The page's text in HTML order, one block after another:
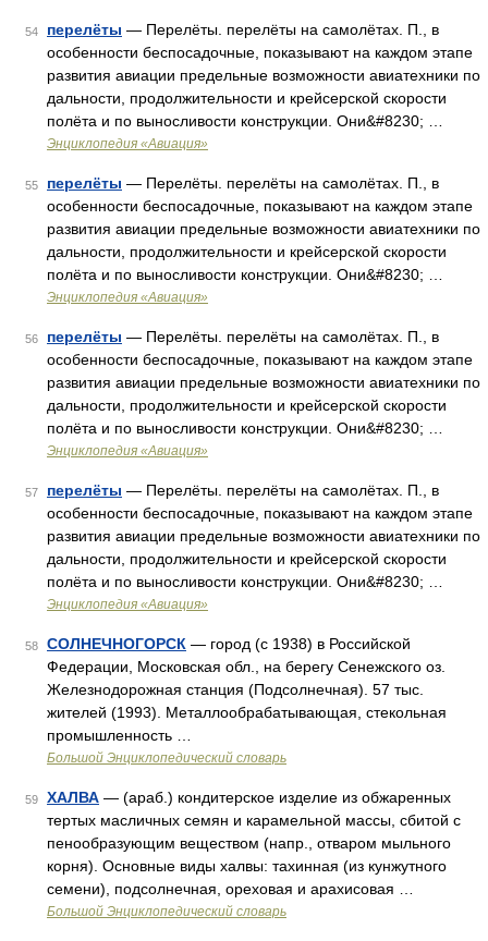
54 перелёты — Перелёты. перелёты на самолётах. П., в
особенности беспосадочные, показывают на каждом этапе
развития авиации предельные возможности авиатехники по
дальности, продолжительности и крейсерской скорости
полёта и по выносливости конструкции. Они&#8230; …
Энциклопедия «Авиация»
55 перелёты — Перелёты. перелёты на самолётах. П., в
особенности беспосадочные, показывают на каждом этапе
развития авиации предельные возможности авиатехники по
дальности, продолжительности и крейсерской скорости
полёта и по выносливости конструкции. Они&#8230; …
Энциклопедия «Авиация»
56 перелёты — Перелёты. перелёты на самолётах. П., в
особенности беспосадочные, показывают на каждом этапе
развития авиации предельные возможности авиатехники по
дальности, продолжительности и крейсерской скорости
полёта и по выносливости конструкции. Они&#8230; …
Энциклопедия «Авиация»
57 перелёты — Перелёты. перелёты на самолётах. П., в
особенности беспосадочные, показывают на каждом этапе
развития авиации предельные возможности авиатехники по
дальности, продолжительности и крейсерской скорости
полёта и по выносливости конструкции. Они&#8230; …
Энциклопедия «Авиация»
58 СОЛНЕЧНОГОРСК — город (с 1938) в Российской
Федерации, Московская обл., на берегу Сенежского оз.
Железнодорожная станция (Подсолнечная). 57 тыс.
жителей (1993). Металлообрабатывающая, стекольная
промышленность …
Большой Энциклопедический словарь
59 ХАЛВА — (араб.) кондитерское изделие из обжаренных
тертых масличных семян и карамельной массы, сбитой с
пенообразующим веществом (напр., отваром мыльного
корня). Основные виды халвы: тахинная (из кунжутного
семени), подсолнечная, ореховая и арахисовая …
Большой Энциклопедический словарь